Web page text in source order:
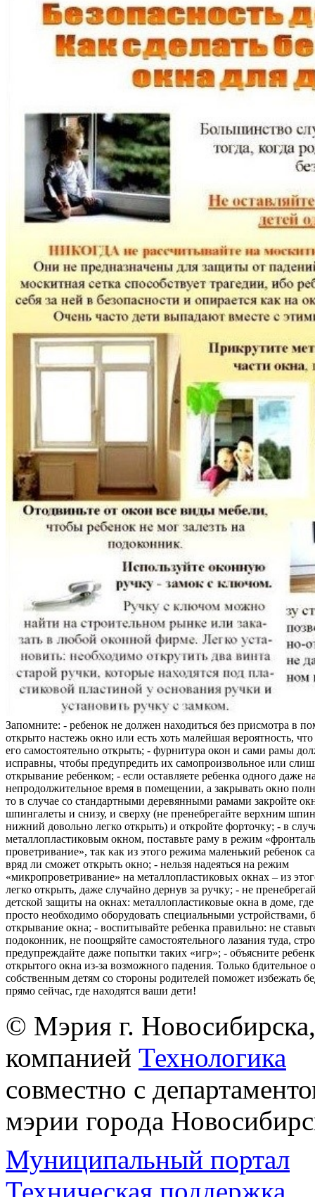
Запомните: - ребенок не должен находиться без присмотра в
открыто настежь окно или есть хоть малейшая вероятность,
его самостоятельно открыть; - фурнитура окон и сами рамы
исправны, чтобы предупредить их самопроизвольное или
открывание ребенком; - если оставляете ребенка одного даже
непродолжительное время в помещении, а закрывать окно
то в случае со стандартными деревянными рамами закройте
шпингалеты и снизу, и сверху (не пренебрегайте верхним
нижний довольно легко открыть) и откройте форточку; - в
металлопластиковым окном, поставьте раму в режим
проветривание», так как из этого режима маленький ребенок
вряд ли сможет открыть окно; - нельзя надеяться на режим
«микропроветривание» на металлопластиковых окнах – из
легко открыть, даже случайно дернув за ручку; - не
детской защиты на окнах: металлопластиковые окна в доме, где
просто необходимо оборудовать специальными
открывание окна; - воспитывайте ребенка правильно: не
подоконник, не поощряйте самостоятельного лазания туда,
предупреждайте даже попытки таких «игр»; - объясните
открытого окна из-за возможного падения. Только бдительное
собственным детям со стороны родителей поможет избежать
прямо сейчас, где находятся ваши дети!
© Мэрия г.
компанией Технологика
совместно с
мэрии города
Муниципальный портал